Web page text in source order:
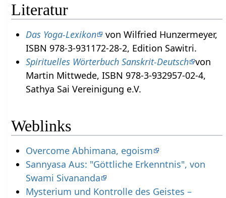
Literatur
Das Yoga-Lexikon
von Wilfried Hunzermeyer,
ISBN 978-3-931172-28-2, Edition Sawitri.
Spirituelles Wörterbuch Sanskrit-Deutsch von
Martin Mittwede, ISBN 978-3-932957-02-4,
Sathya Sai Vereinigung e.V.
Weblinks
Overcome Abhimana, egoism
Sannyasa Aus: "Göttliche Erkenntnis", von
Swami Sivananda
Mysterium und Kontrolle des Geistes –